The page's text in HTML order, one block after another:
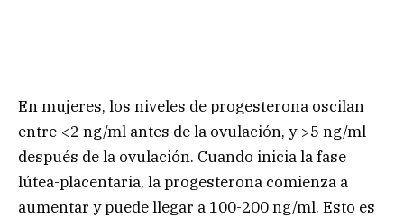
En mujeres, los niveles de progesterona oscilan
entre <2 ng/ml antes de la ovulación, y >5 ng/ml
después de la ovulación. Cuando inicia la fase
lútea-placentaria, la progesterona comienza a
aumentar y puede llegar a 100-200 ng/ml. Esto es